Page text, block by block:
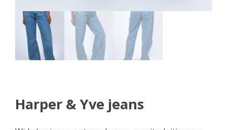
Harper & Yve jeans